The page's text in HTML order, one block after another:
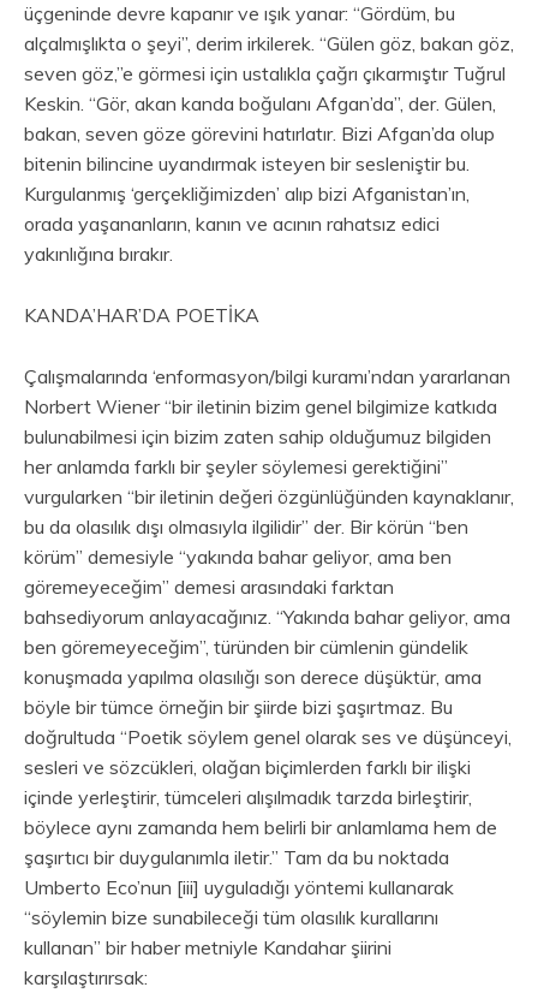
üçgeninde devre kapanır ve ışık yanar: “Gördüm, bu
alçalmışlıkta o şeyi”, derim irkilerek. “Gülen göz, bakan göz,
seven göz,”e görmesi için ustalıkla çağrı çıkarmıştır Tuğrul
Keskin. “Gör, akan kanda boğulanı Afgan’da”, der. Gülen,
bakan, seven göze görevini hatırlatır. Bizi Afgan’da olup
bitenin bilincine uyandırmak isteyen bir sesleniştir bu.
Kurgulanmış ‘gerçekliğimizden’ alıp bizi Afganistan’ın,
orada yaşananların, kanın ve acının rahatsız edici
yakınlığına bırakır.
KANDA’HAR’DA POETİKA
Çalışmalarında ‘enformasyon/bilgi kuramı’ndan yararlanan
Norbert Wiener “bir iletinin bizim genel bilgimize katkıda
bulunabilmesi için bizim zaten sahip olduğumuz bilgiden
her anlamda farklı bir şeyler söylemesi gerektiğini”
vurgularken “bir iletinin değeri özgünlüğünden kaynaklanır,
bu da olasılık dışı olmasıyla ilgilidir” der. Bir körün “ben
körüm” demesiyle “yakında bahar geliyor, ama ben
göremeyeceğim” demesi arasındaki farktan
bahsediyorum anlayacağınız. “Yakında bahar geliyor, ama
ben göremeyeceğim”, türünden bir cümlenin gündelik
konuşmada yapılma olasılığı son derece düşüktür, ama
böyle bir tümce örneğin bir şiirde bizi şaşırtmaz. Bu
doğrultuda “Poetik söylem genel olarak ses ve düşünceyi,
sesleri ve sözcükleri, olağan biçimlerden farklı bir ilişki
içinde yerleştirir, tümceleri alışılmadık tarzda birleştirir,
böylece aynı zamanda hem belirli bir anlamlama hem de
şaşırtıcı bir duygulanımla iletir.” Tam da bu noktada
Umberto Eco’nun [iii] uyguladığı yöntemi kullanarak
“söylemin bize sunabileceği tüm olasılık kurallarını
kullanan” bir haber metniyle Kandahar şiirini
karşılaştırırsak: